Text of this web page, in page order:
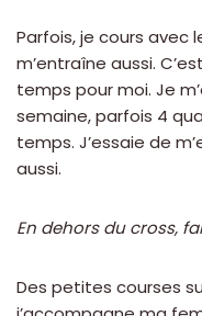
Parfois, je cours avec
m’entraîne aussi.
temps pour moi. Je
semaine, parfois 4
temps. J’essaie de
aussi.
En dehors du cross,
Des petites courses